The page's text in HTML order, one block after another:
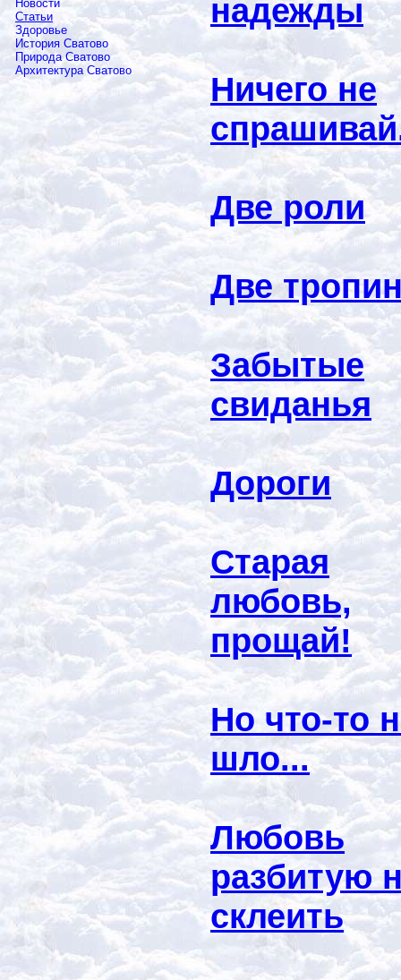
Новости
Статьи
Здоровье
История Сватово
Природа Сватово
Архитектура Сватово
надежды
Ничего не
Две роли
Две
Забытые
свиданья
Дороги
Старая
любовь,
прощай!
Но что-то
шло...
Любовь
разбитую
склеить